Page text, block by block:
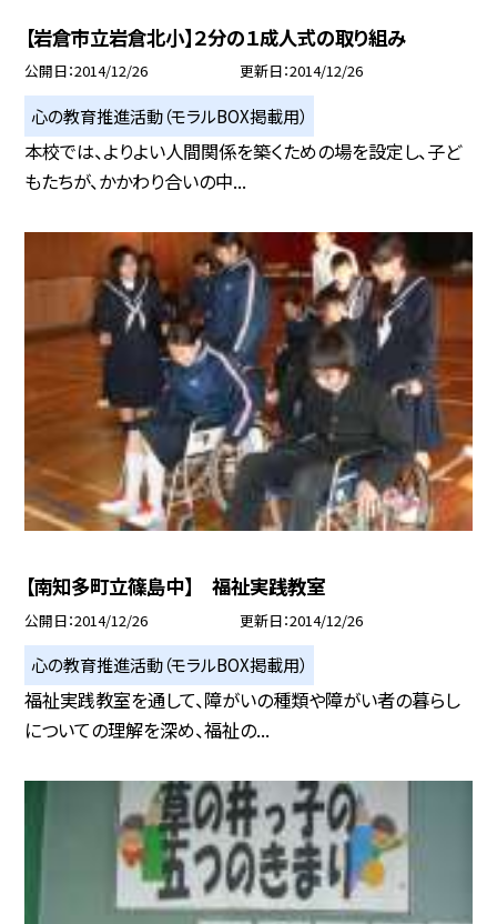
【岩倉市立岩倉北小】２分の１成人式の取り組み
公開日 2014/12/26 更新日 2014/12/26
心の教育推進活動（モラルBOX掲載用）
本校では、よりよい人間関係を築くための場を設定し、子ど
もたちが、かかわり合いの中...
【南知多町立篠島中】 福祉実践教室
公開日 2014/12/26 更新日 2014/12/26
心の教育推進活動（モラルBOX掲載用）
福祉実践教室を通して、障がいの種類や障がい者の暮らし
についての理解を深め、福祉の...